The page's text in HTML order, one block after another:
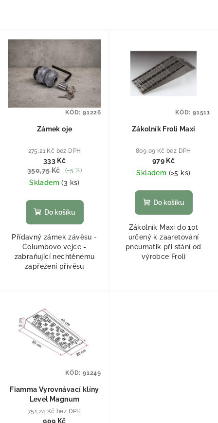
Zámek oje
275,21 Kč bez DPH
333 Kč
350,75 Kč
(–5 %)
Skladem(3 ks)
Do košíku
Přídavný zámek závěsu -
Columbovo vejce -
zabraňující nechtěnému
zapřežení přívěsu
KÓD: 91226
Zákolník Froli Maxi
809,09 Kč bez DPH
979 Kč
Skladem (>5 ks)
Do košíku
Zákolník Maxi do 10t
určený k zaaretování
pneumatik při stání od
výrobce Froli
KÓD: 91511
Fiamma Vyrovnávací klíny
Level Magnum
751,24 Kč bez DPH
909 Kč
KÓD: 91249